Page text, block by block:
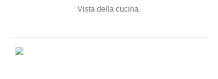
Vista della cucina.